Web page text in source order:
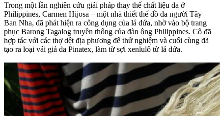
Trong một lần nghiên cứu giải pháp thay thế chất liệu da ở
Philippines, Carmen Hijosa – một nhà thiết thế đồ da người Tây
Ban Nha, đã phát hiện ra công dụng của lá dứa, nhờ vào bộ trang
phục Barong Tagalog truyền thống của đàn ông Philippines. Cô đã
hợp tác với các thợ dệt địa phương để thử nghiệm và cuối cùng đã
tạo ra loại vải giả da Pinatex, làm từ sợi xenlulô từ lá dứa.